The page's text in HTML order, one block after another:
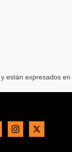
están expresados